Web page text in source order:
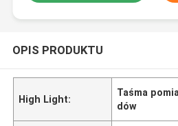
OPIS PRODUKTU
High Light:
Taśma
dów